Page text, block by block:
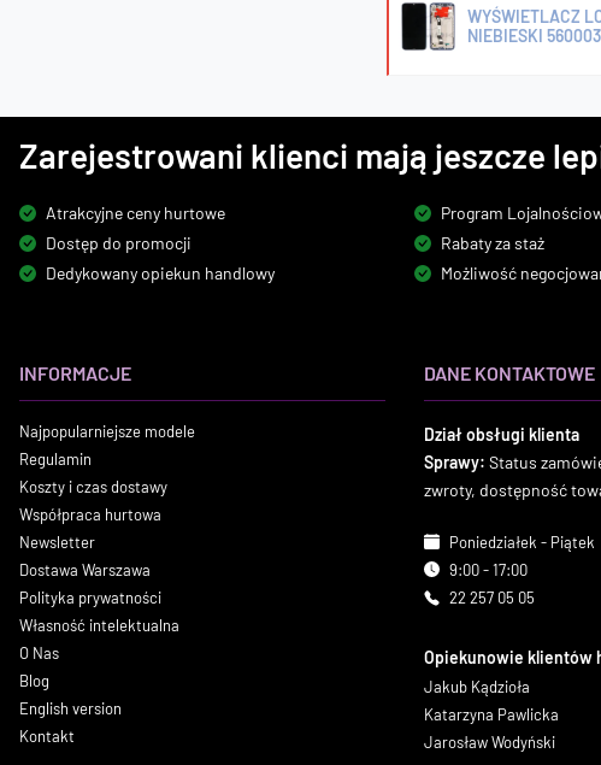
WYŚWIETLACZ
NIEBIESKI
Zarejestrowani klienci mają jeszcze
Atrakcyjne ceny hurtowe
Dostęp do promocji
Dedykowany opiekun handlowy
Program
Rabaty za staż
Możliwość
INFORMACJE
Najpopularniejsze modele
Regulamin
Koszty i czas dostawy
Współpraca hurtowa
Newsletter
Dostawa Warszawa
Polityka prywatności
Własność intelektualna
O Nas
Blog
English version
Kontakt
DANE KONTAKTOWE
Dział obsługi klienta
Sprawy: Status
zwroty, dostępność
Poniedziałek - Piątek
9:00 - 17:00
22 257 05 05
Opiekunowie klientów
Jakub Kądzioła
Katarzyna Pawlicka
Jarosław Wodyński